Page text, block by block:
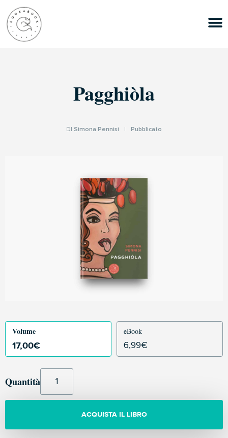
Pagghiòla
DI Simona Pennisi Pubblicato
Volume
17,00€
eBook
6,99€
Quantità
ACQUISTA IL LIBRO